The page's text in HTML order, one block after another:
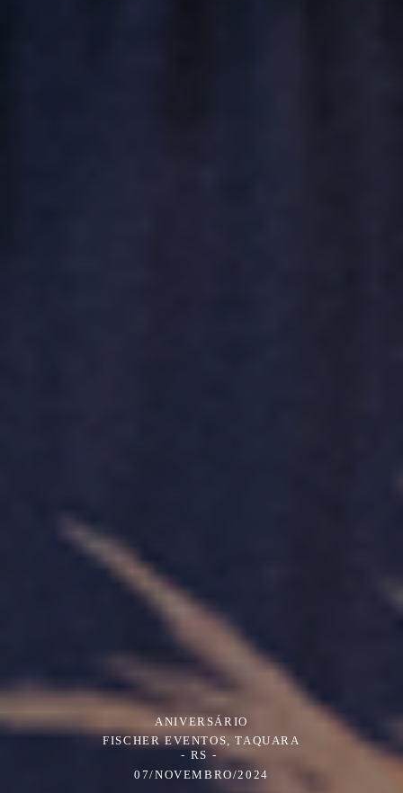
ANIVERSÁRIO
FISCHER EVENTOS, TAQUARA
- RS
07/NOVEMBRO/2024